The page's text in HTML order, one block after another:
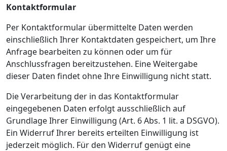
Kontaktformular
Per Kontaktformular übermittelte Daten werden
einschließlich Ihrer Kontaktdaten gespeichert, um Ihre
Anfrage bearbeiten zu können oder um für
Anschlussfragen bereitzustehen. Eine Weitergabe
dieser Daten findet ohne Ihre Einwilligung nicht statt.
Die Verarbeitung der in das Kontaktformular
eingegebenen Daten erfolgt ausschließlich auf
Grundlage Ihrer Einwilligung (Art. 6 Abs. 1 lit. a DSGVO).
Ein Widerruf Ihrer bereits erteilten Einwilligung ist
jederzeit möglich. Für den Widerruf genügt eine